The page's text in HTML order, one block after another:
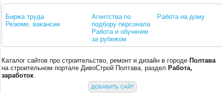
Биржа труда
Резюме, вакансии
Агентства по
подбору персонала
Работа и обучение
за рубежом
Работа на дому
Каталог сайтов про строительство, ремонт и дизайн в городе Полтава
на строительном портале ДивоСтрой Полтава, раздел Работа,
заработок.
ДОБАВИТЬ САЙТ